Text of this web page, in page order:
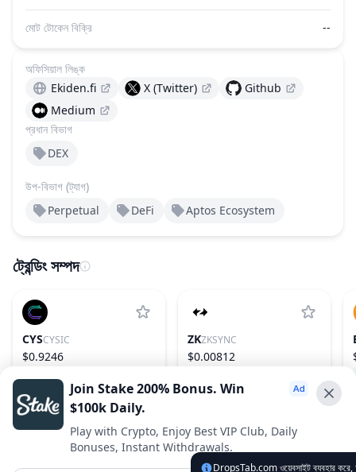
মোট টোকেন বিক্রি --
প্রধান বিভাগ
DEX
উপ-বিভাগ (ট্যাগ)
Perpetual
DeFi Aptos Ecosystem
অফিসিয়াল লিঙ্ক
Ekiden.fi
X (Twitter)
Github
Medium
ট্রেন্ডিং সম্পদ
CYSCYSIC
$0.9246
ZKZKSYNC
$0.00812
Advertise With Us ⭐️
Interested in advertising? Reach us out
DropsTab.com ওয়েবসাইট ব্যবহার করে,
Join Stake 200% Bonus. Win
$100k Daily.
Play with Crypto, Enjoy Best VIP Club, Daily
Bonuses, Instant Withdrawals.